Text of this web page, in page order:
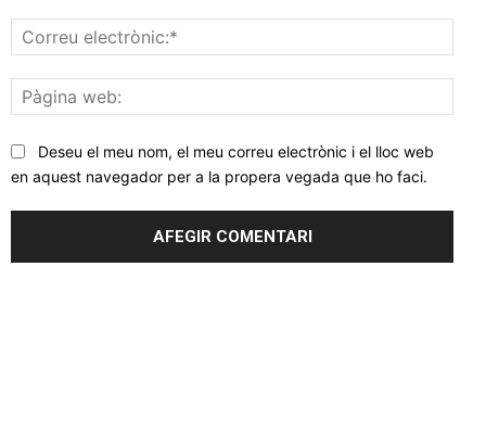
web:
Deseu el meu nom, el meu correu electrònic i el lloc web
en aquest navegador per a la propera vegada que ho faci.